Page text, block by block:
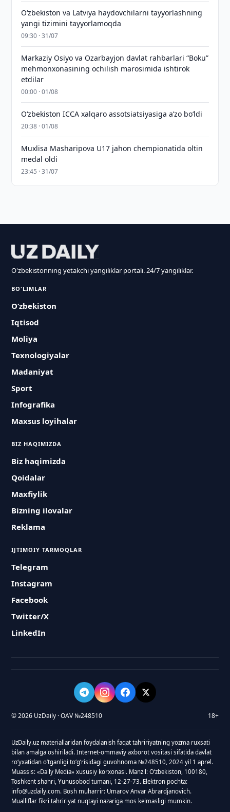
Oʻzbekiston va Latviya haydovchilarni tayyorlashning
yangi tizimini tayyorlamoqda
09:30 · 31/07
Markaziy Osiyo va Ozarbayjon davlat rahbarlari “Boku”
mehmonxonasining ochilish marosimida ishtirok
etdilar
00:00 · 01/08
O‘zbekiston ICCA xalqaro assotsiatsiyasiga aʼzo bo‘ldi
20:38 · 01/08
Muxlisa Masharipova U17 jahon chempionatida oltin
medal oldi
23:45 · 31/07
O'zbekistonning yetakchi yangiliklar portali. 24/7 yangiliklar.
BO'LIMLAR
O‘zbekiston
Iqtisod
Moliya
Texnologiyalar
Madaniyat
Sport
Infografika
Maxsus loyihalar
BIZ HAQIMIZDA
Biz haqimizda
Qoidalar
Maxfiylik
Bizning ilovalar
Reklama
IJTIMOIY TARMOQLAR
Telegram
Instagram
Facebook
Twitter/X
LinkedIn
© 2026 UzDaily · OAV №248510 18+
UzDaily.uz materiallaridan foydalanish faqat tahririyatning yozma ruxsati
bilan amalga oshiriladi. Internet-ommaviy axborot vositasi sifatida davlat
roʻyxatidan oʻtganligi toʻgʻrisidagi guvohnoma №248510, 2024 yil 1 aprel.
Muassis: «Daily Media» xususiy korxonasi. Manzil: Oʻzbekiston, 100180,
Toshkent shahri, Yunusobod tumani, 12-27-73. Elektron pochta:
info@uzdaily.com. Bosh muharrir: Umarov Anvar Abrardjanovich.
Mualliflar fikri tahririyat nuqtayi nazariga mos kelmasligi mumkin.